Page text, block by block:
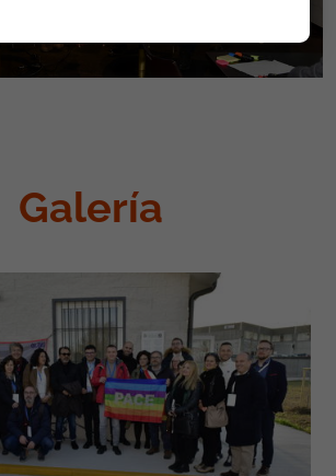
Galería